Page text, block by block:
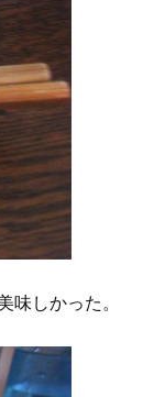
しかった。